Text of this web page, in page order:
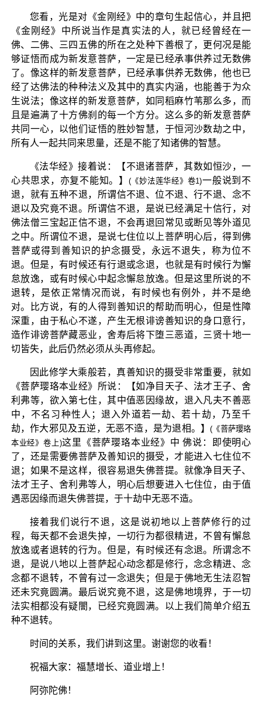
您看，光是对《金刚经》中的章句生起信心，并且把
《金刚经》中所说当作是真实法的人，就已经曾经在一
佛、二佛、三四五佛的所在之处种下善根了，更何况是能
够证悟而成为新发意菩萨，一定是已经承事供养过无数佛
了。像这样的新发意菩萨，已经承事供养无数佛，他也已
经了达佛法的种种法义及其中的真实内涵，也能善于为众
生说法；像这样的新发意菩萨，如同稻麻竹苇那么多，而
且是遍满了十方佛刹的每一个方分。这么多的新发意菩萨
共同一心，以他们证悟的胜妙智慧，于恒河沙数劫之中，
所有人一起共同来思量，还是不能了知诸佛的智慧。
《法华经》接着说：【不退诸菩萨，其数如恒沙，一
心共思求，亦复不能知。】 (《妙法莲华经》卷1)一般说到不
退，就有五种不退，所谓信不退、位不退、行不退、念不
退以及究竟不退。所谓信不退，是说已经满足十信行，对
佛法僧三宝起正信不退，不会再退回常见或断见等外道见
之中。所谓位不退，是说七住位以上菩萨明心后，得到佛
菩萨或得到善知识的护念摄受，永远不退失，称为位不
退。但是，有时候还有行退或念退，也就是有时候行为懈
怠放逸，或有时候心中起念懈怠放逸。但是这里所说的不
退转，是依正常情况而说，有时候也有例外，并不是绝
对。比方说，有的人得到善知识的帮助而明心，但是性障
深重，由于私心不遂，产生无根诽谤善知识的身口意行，
造作诽谤菩萨藏恶业，舍寿后将下堕三恶道，三贤十地一
切皆失，此后仍然必须从头再修起。
因此修学大乘般若，真善知识的摄受非常重要，就如
《菩萨璎珞本业经》所说：【如净目天子、法才王子、舍
利弗等，欲入第七住，其中值恶因缘故，退入凡夫不善恶
中，不名习种性人；退入外道若一劫、若十劫，乃至千
劫，作大邪见及五逆，无恶不造，是为退相。】(《菩萨璎珞
本业经》卷上)这里《菩萨璎珞本业经》中 佛说：即使明心
了，还是需要佛菩萨及善知识的摄受，才能进入七住位不
退；如果不是这样，很容易退失佛菩提。就像净目天子、
法才王子、舍利弗等人，明心后想要进入七住位，由于值
遇恶因缘而退失佛菩提，于十劫中无恶不造。
接着我们说行不退，这是说初地以上菩萨修行的过
程，每天都不会退失掉，一切行为都很精进，不曾有懈怠
放逸或者退转的行为。但是，有时候还有念退。所谓念不
退，是说八地以上菩萨起心动念都是修行，念念精进、念
念都不退转，不曾有过一念退失；但是于佛地无生法忍智
还未究竟圆满。最后说究竟不退，这是佛地境界，于一切
法实相都没有疑闇，已经究竟圆满。以上我们简单介绍五
种不退转。
时间的关系，我们讲到这里。谢谢您的收看！
祝福大家：福慧增长、道业增上！
阿弥陀佛！